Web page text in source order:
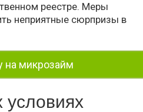
реестре. Меры
неприятные сюрпризы в
на микрозайм
условиях